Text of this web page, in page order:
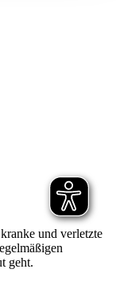
und verletzte
geht.